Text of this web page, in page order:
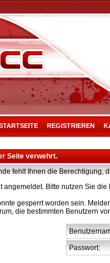
REGISTRIEREN
Seite verwehrt.
fehlt Ihnen die Berechtigung,
angemeldet. Bitte nutzen Sie
gesperrt worden sein.
die bestimmten Benutzern
Passwort: